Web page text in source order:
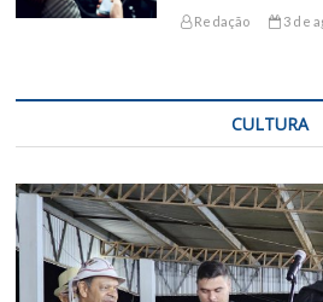
Redação 3 de
CULTURA